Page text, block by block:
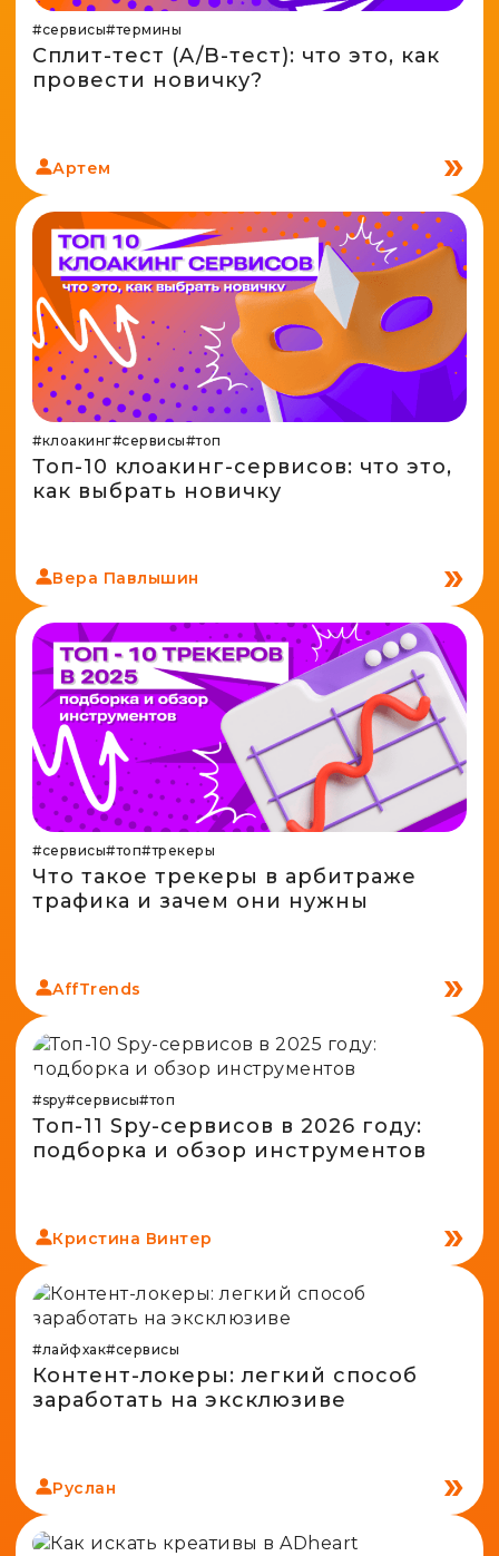
Адалт
Spy-сервисы
Проверка анонимности
Конвертер cookies
#сервисы#термины
Сплит-тест (A/B-тест): что это, как
провести новичку?
Артем
#клоакинг#сервисы#топ
Топ-10 клоакинг-сервисов: что это,
как выбрать новичку
Вера Павлышин
#сервисы#топ#трекеры
Что такое трекеры в арбитраже
трафика и зачем они нужны
AffTrends
#spy#сервисы#топ
Топ-11 Spy-сервисов в 2026 году:
подборка и обзор инструментов
Кристина Винтер
#лайфхак#сервисы
Контент-локеры: легкий способ
заработать на эксклюзиве
Руслан